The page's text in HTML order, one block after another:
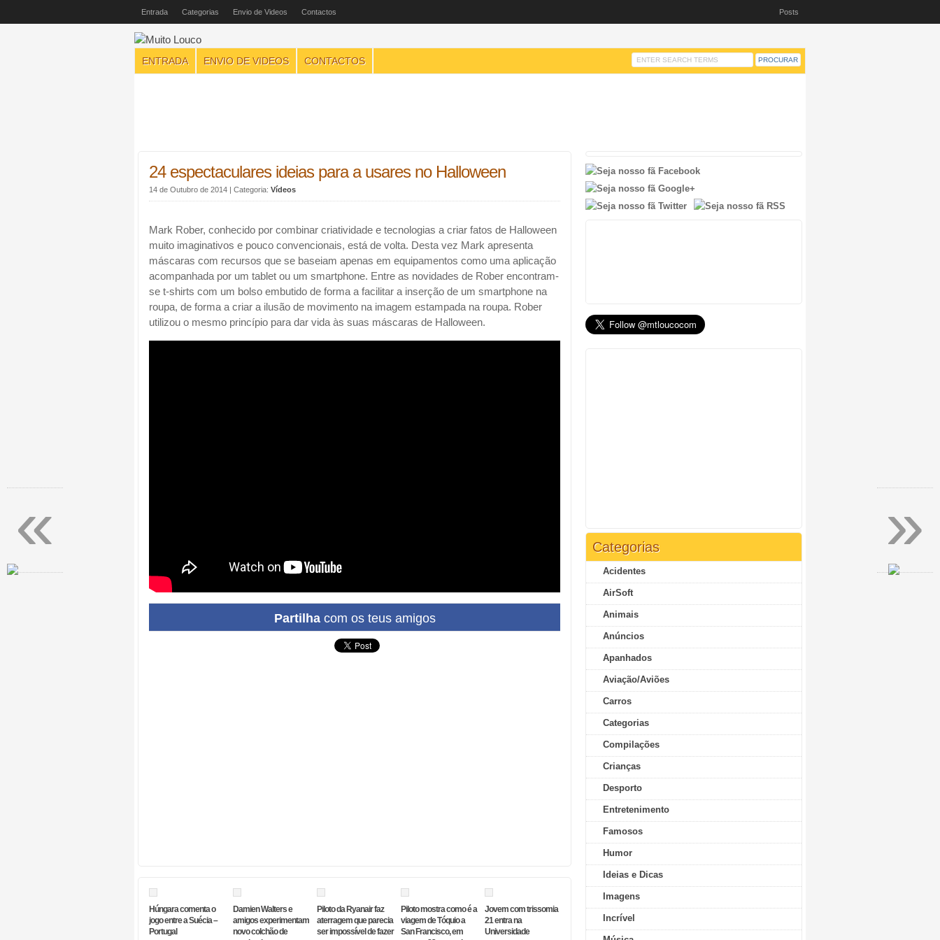
Entrada Categorias Envio de Videos Contactos Posts
ENTRADA ENVIO DE VIDEOS CONTACTOS
24 espectaculares ideias para a usares no Halloween
14 de Outubro de 2014 | Categoria: Vídeos
Mark Rober, conhecido por combinar criatividade e tecnologias a criar fatos de Halloween
muito imaginativos e pouco convencionais, está de volta. Desta vez Mark apresenta
máscaras com recursos que se baseiam apenas em equipamentos como uma aplicação
acompanhada por um tablet ou um smartphone. Entre as novidades de Rober encontram-
se t-shirts com um bolso embutido de forma a facilitar a inserção de um smartphone na
roupa, de forma a criar a ilusão de movimento na imagem estampada na roupa. Rober
utilizou o mesmo princípio para dar vida às suas máscaras de Halloween.
Partilhacom os teus amigos
Húngara comenta o
jogo entre a Suécia –
Portugal
Damien Walters e
amigos experimentam
novo colchão de
Piloto da Ryanair faz
aterragem que parecia
ser impossível de fazer
Piloto mostra como é a
viagem de Tóquio a
San Francisco, em
Jovem com trissomia
21 entra na
Universidade
Categorias
Acidentes
AirSoft
Animais
Anúncios
Apanhados
Aviação/Aviões
Carros
Categorias
Compilações
Crianças
Desporto
Entretenimento
Famosos
Humor
Ideias e Dicas
Imagens
Incrível
»
«